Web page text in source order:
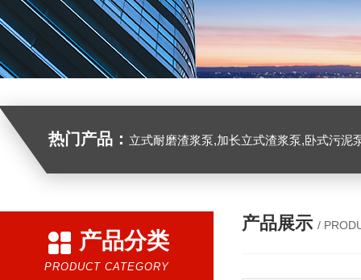
热门产品： 立式耐磨渣浆泵,加长立式渣浆泵,卧式污泥
产品分类
PRODUCT CATEGORY
产品展示 /